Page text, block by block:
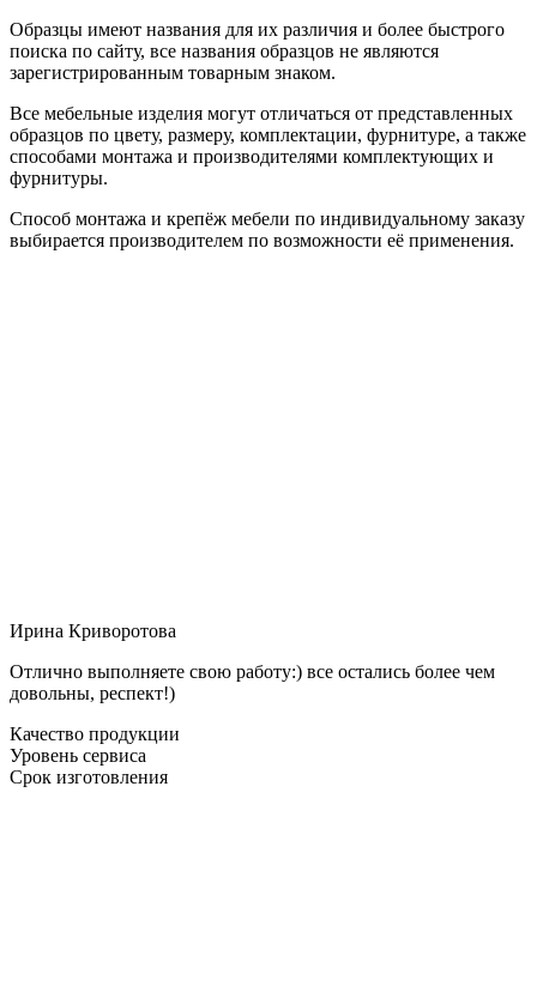
Образцы имеют названия для их различия и более быстрого
поиска по сайту, все названия образцов не являются
зарегистрированным товарным знаком.
Все мебельные изделия могут отличаться от представленных
образцов по цвету, размеру, комплектации, фурнитуре, а также
способами монтажа и производителями комплектующих и
фурнитуры.
Способ монтажа и крепёж мебели по индивидуальному заказу
выбирается производителем по возможности её применения.
Ирина Криворотова
Отлично выполняете свою работу:) все остались более чем
довольны, респект!)
Качество продукции
Уровень сервиса
Срок изготовления